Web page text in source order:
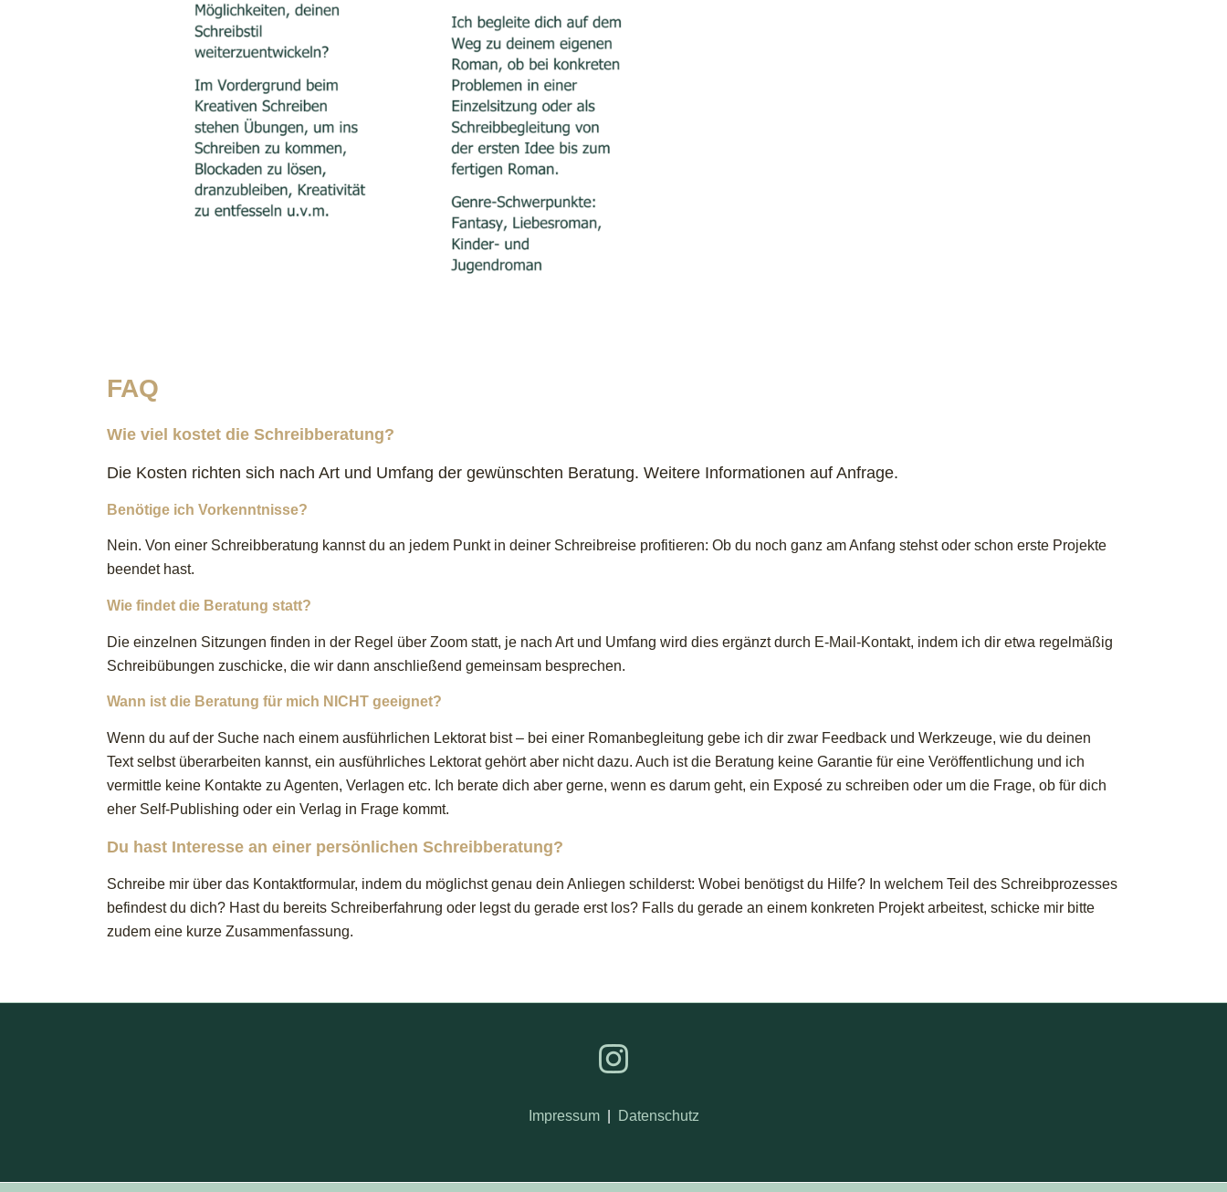
FAQ
Wie viel kostet die Schreibberatung?
Die Kosten richten sich nach Art und Umfang der gewünschten Beratung. Weitere Informationen auf Anfrage.
Benötige ich Vorkenntnisse?
Nein. Von einer Schreibberatung kannst du an jedem Punkt in deiner Schreibreise profitieren: Ob du noch ganz am Anfang stehst oder schon erste Projekte
beendet hast.
Wie findet die Beratung statt?
Die einzelnen Sitzungen finden in der Regel über Zoom statt, je nach Art und Umfang wird dies ergänzt durch E-Mail-Kontakt, indem ich dir etwa regelmäßig
Schreibübungen zuschicke, die wir dann anschließend gemeinsam besprechen.
Wann ist die Beratung für mich NICHT geeignet?
Wenn du auf der Suche nach einem ausführlichen Lektorat bist – bei einer Romanbegleitung gebe ich dir zwar Feedback und Werkzeuge, wie du deinen
Text selbst überarbeiten kannst, ein ausführliches Lektorat gehört aber nicht dazu. Auch ist die Beratung keine Garantie für eine Veröffentlichung und ich
vermittle keine Kontakte zu Agenten, Verlagen etc. Ich berate dich aber gerne, wenn es darum geht, ein Exposé zu schreiben oder um die Frage, ob für dich
eher Self-Publishing oder ein Verlag in Frage kommt.
Du hast Interesse an einer persönlichen Schreibberatung?
Schreibe mir über das Kontaktformular, indem du möglichst genau dein Anliegen schilderst: Wobei benötigst du Hilfe? In welchem Teil des Schreibprozesses
befindest du dich? Hast du bereits Schreiberfahrung oder legst du gerade erst los? Falls du gerade an einem konkreten Projekt arbeitest, schicke mir bitte
zudem eine kurze Zusammenfassung.
Impressum| Datenschutz